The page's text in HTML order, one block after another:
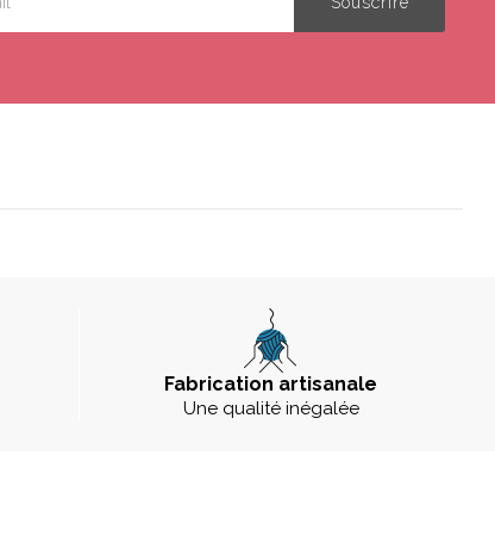
Fabrication artisanale
Une qualité inégalée